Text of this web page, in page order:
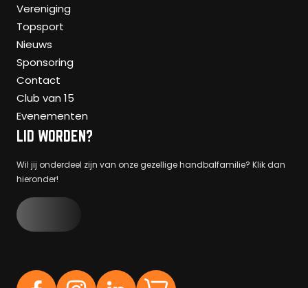
Vereniging
Topsport
Nieuws
Sponsoring
Contact
Club van 15
Evenementen
LID WORDEN?
Wil jij onderdeel zijn van onze gezellige handbalfamilie? Klik dan
hieronder!